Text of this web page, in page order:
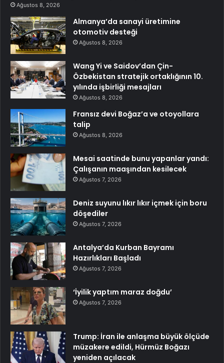
Ağustos 8, 2026
Almanya’da sanayi üretimine
otomotiv desteği
Ağustos 8, 2026
Wang Yi ve Saidov’dan Çin-
Özbekistan stratejik ortaklığının 10.
yılında işbirliği mesajları
Ağustos 8, 2026
Fransız devi Boğaz’a ve otoyollara
talip
Ağustos 8, 2026
Mesai saatinde bunu yapanlar yandı:
Çalışanın maaşından kesilecek
Ağustos 7, 2026
Deniz suyunu lıkır lıkır içmek için boru
döşediler
Ağustos 7, 2026
Antalya’da Kurban Bayramı
Hazırlıkları Başladı
Ağustos 7, 2026
‘İyilik yaptım maraz doğdu’
Ağustos 7, 2026
Trump: İran ile anlaşma büyük ölçüde
müzakere edildi, Hürmüz Boğazı
yeniden açılacak